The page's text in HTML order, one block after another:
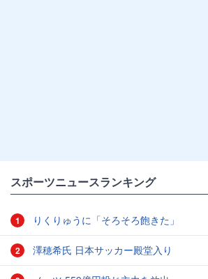
スポーツニュースランキング
1 りくりゅうに「そろそろ飽きた」
2 澤穂希氏 日本サッカー殿堂入り